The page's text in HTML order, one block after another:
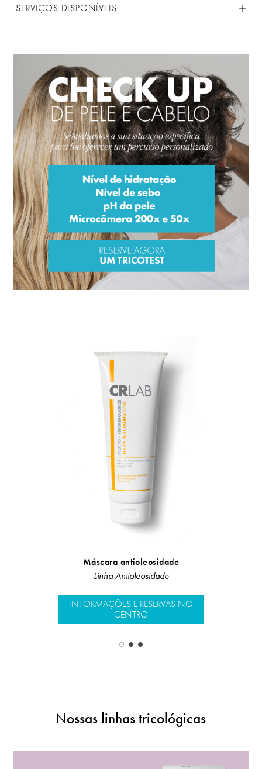
SERVIÇOS DISPONÍVEIS
Máscara antioleosidade
Linha Antioleosidade
INFORMAÇÕES E RESERVAS NO
CENTRO
Nossas linhas tricológicas